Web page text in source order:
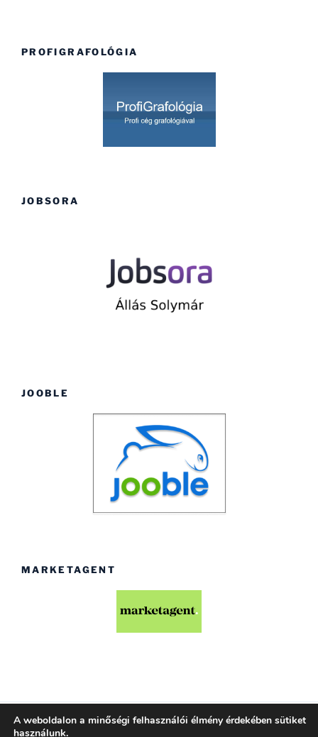
PROFIGRAFOLÓGIA
JOBSORA
JOOBLE
MARKETAGENT
Köszönjük WordPress!
A weboldalon a minőségi felhasználói élmény érdekében sütiket
használunk.